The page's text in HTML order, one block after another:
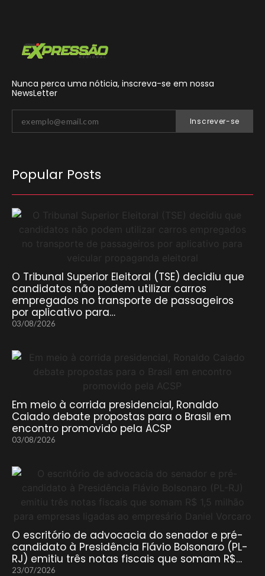
Nunca perca uma nóticia, inscreva-se em nossa
NewsLetter
Inscrever-se
Popular Posts
O Tribunal Superior Eleitoral (TSE) decidiu que
candidatos não podem utilizar carros
empregados no transporte de passageiros
por aplicativo para…
03/08/2026
Em meio à corrida presidencial, Ronaldo
Caiado debate propostas para o Brasil em
encontro promovido pela ACSP
03/08/2026
O escritório de advocacia do senador e pré-
candidato à Presidência Flávio Bolsonaro (PL-
RJ) emitiu três notas fiscais que somam R$…
23/07/2026